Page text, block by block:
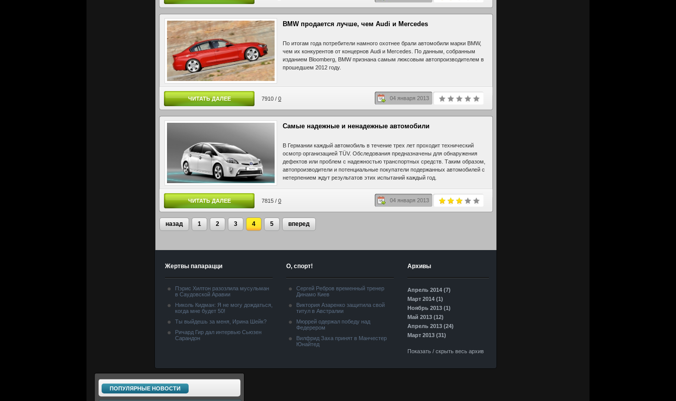
BMW продается лучше, чем Audi и Mercedes
По итогам года потребители намного охотнее брали автомобили марки BMW,
чем их конкурентов от концернов Audi и Mercedes. По данным, собранным
изданием Bloomberg, BMW признана самым люксовым автопроизводителем в
прошедшем 2012 году.
ЧИТАТЬ ДАЛЕЕ 7910 / 0 04 января 2013
Самые надежные и ненадежные автомобили
В Германии каждый автомобиль в течение трех лет проходит технический
осмотр организацией TÜV. Обследования предназначены для обнаружения
дефектов или проблем с надежностью транспортных средств. Таким образом,
автопроизводители и потенциальные покупатели подержанных автомобилей с
нетерпением ждут результатов этих испытаний каждый год.
ЧИТАТЬ ДАЛЕЕ 7815 / 0 04 января 2013
назад 1 2 3 4 5 вперед
Жертвы папарацци
Пэрис Хилтон разозлила мусульман
в Саудовской Аравии
Николь Кидман: Я не могу дождаться,
когда мне будет 50!
Ты выйдешь за меня, Ирина Шейк?
Ричард Гир дал интервью Сьюзен
Сарандон
О, спорт!
Сергей Ребров временный тренер
Динамо Киев
Виктория Азаренко защитила свой
титул в Австралии
Мюррей одержал победу над
Федерером
Вилфрид Заха принят в Манчестер
Юнайтед
Архивы
Апрель 2014 (7)
Март 2014 (1)
Ноябрь 2013 (1)
Май 2013 (12)
Апрель 2013 (24)
Март 2013 (31)
Показать / скрыть весь архив
ПОПУЛЯРНЫЕ НОВОСТИ